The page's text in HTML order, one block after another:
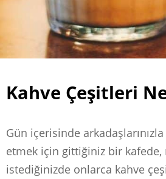
Kahve Çeşitleri
Gün içerisinde
etmek için gittiğiniz bir kafede,
istediğinizde onlarca kahve